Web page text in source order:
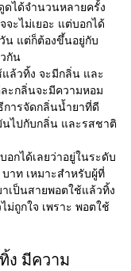
ดได้จำนวนหลายครั้ง
ะไม่เยอะ แต่บอกได้
น แต่ก็ต้องขึ้นอยู่กับ
กัน
ล้วทิ้ง จะมีกลิ่น และ
ะกลิ่นจะมีความหอม
การจัดกลิ่นน้ำยาที่ดี
นไปกับกลิ่น และรสชาติ
อกได้เลยว่าอยู่ในระดับ
บาท เหมาะสำหรับผู้ที่
เป็นสายพอตใช้แล้วทิ้ง
ม่ถูกใจ เพราะ พอตใช้
ง มีความ